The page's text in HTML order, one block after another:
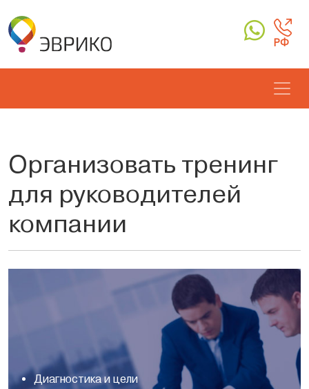
РФ
Организовать тренинг
для руководителей
компании
Диагностика и цели